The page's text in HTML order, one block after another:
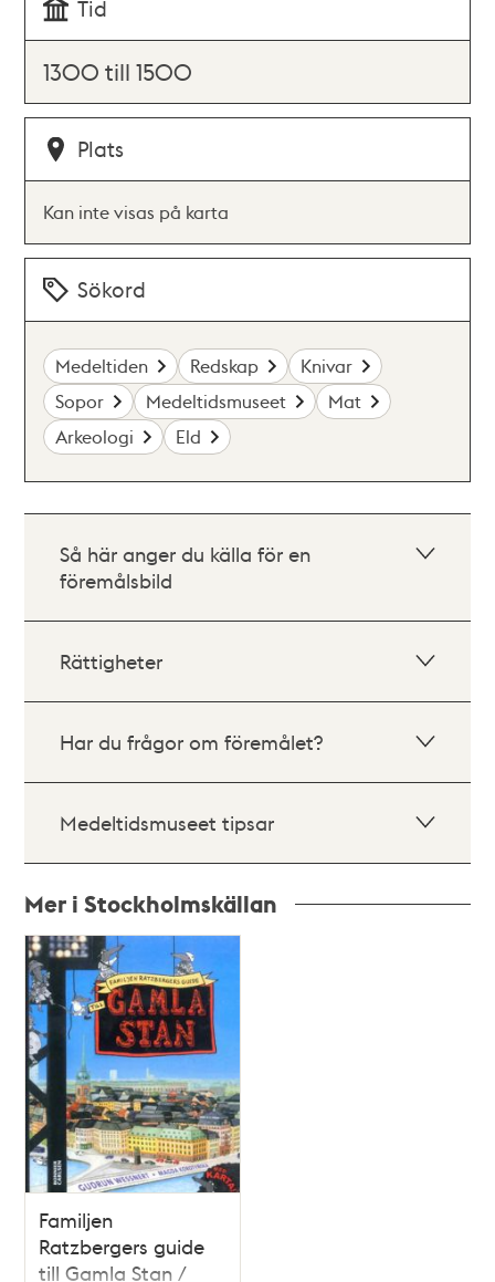
Tid
1300 till 1500
Plats
Kan inte visas på karta
Sökord
Medeltiden Redskap
Knivar
Sopor
Medeltidsmuseet
Mat
Arkeologi
Eld
Så här anger du källa för en
föremålsbild
Rättigheter
Har du frågor om föremålet?
Medeltidsmuseet tipsar
Mer i Stockholmskällan
Relaterade
poster
och
teman
Familjen
Ratzbergers guide
till Gamla Stan /